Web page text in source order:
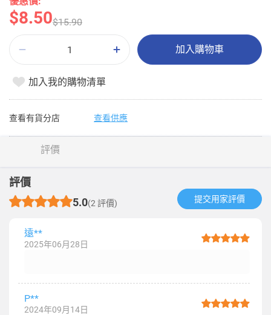
$8.50$15.90
加入購物車
加入我的購物清單
查看有貨分店 查看供應
評價
評價
5.0(2 評價) 提交用家評價​
遠**
2025年06月28日
P**
2024年09月14日